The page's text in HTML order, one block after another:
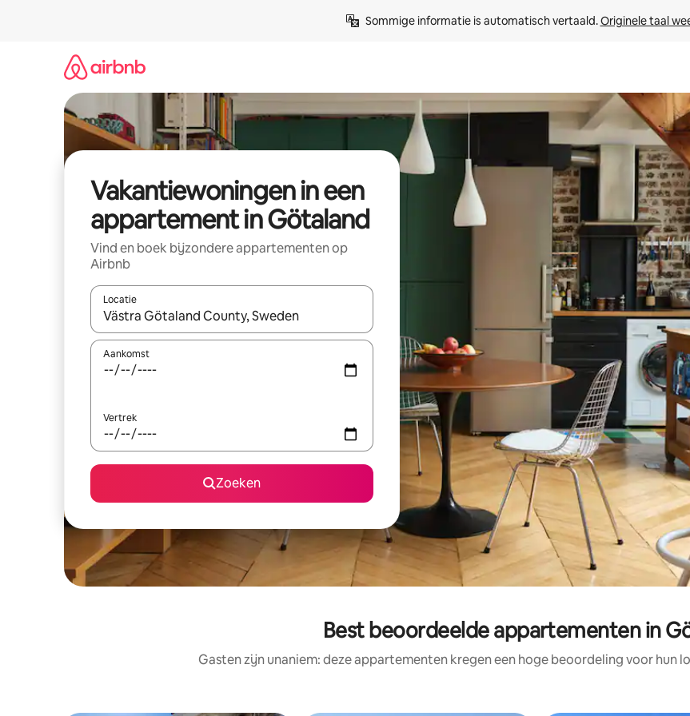
Sommige informatie is automatisch vertaald. Originele taal
Vakantiewoningen in een
appartement in Götaland
Vind en boek bijzondere appartementen op
Airbnb
Locatie
Wanneer er suggesties beschikbaar zijn, maak je een keuze met je de pijltjestoetsen omhoog en omlaag, óf door
Aankomst
Vertrek
Zoeken
Best beoordeelde appartementen in
Gasten zijn unaniem: deze appartementen kregen een hoge beoordeling voor hun